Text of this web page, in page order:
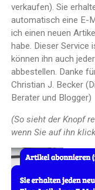
verkaufen). Sie
automatisch eine E-
ich einen neuen
habe. Dieser Service
können ihn auch
abbestellen. Danke
Christian J. Becker
Berater und Blogger)
(So sieht der Knopf
wenn Sie auf ihn